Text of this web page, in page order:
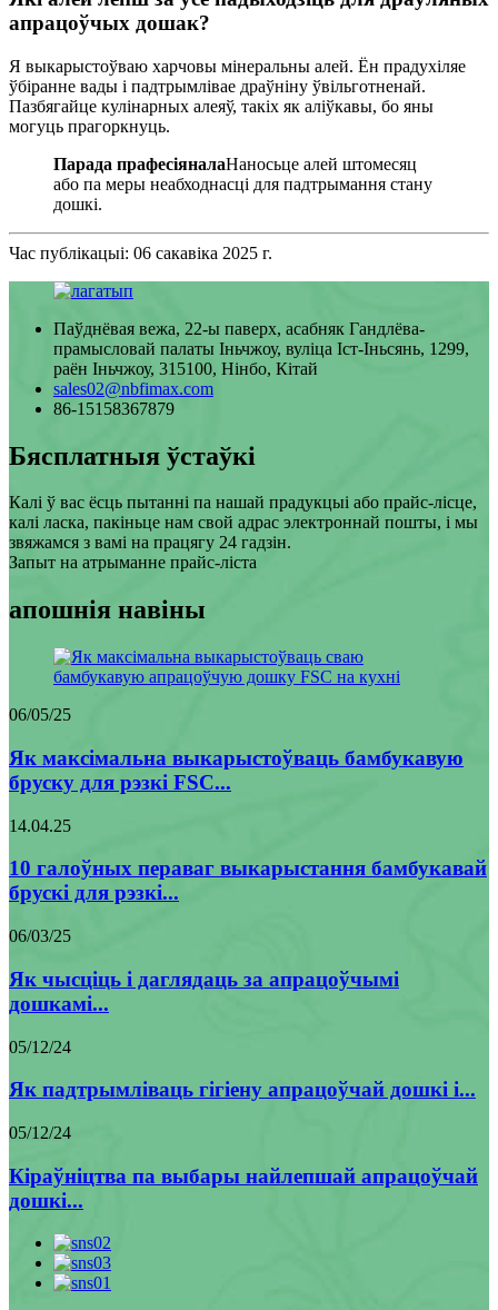
апрацоўчых дошак?
Я выкарыстоўваю харчовы мінеральны алей. Ён прадухіляе
ўбіранне вады і падтрымлівае драўніну ўвільготненай.
Пазбягайце кулінарных алеяў, такіх як аліўкавы, бо яны
могуць прагоркнуць.
Парада прафесіяналаНаносьце алей штомесяц
або па меры неабходнасці для падтрымання стану
дошкі.
Час публікацыі: 06 сакавіка 2025 г.
Паўднёвая вежа, 22-ы паверх, асабняк Гандлёва-
прамысловай палаты Іньчжоу, вуліца Іст-Іньсянь, 1299,
раён Іньчжоу, 315100, Нінбо, Кітай
sales02@nbfimax.com
86-15158367879
Бясплатныя ўстаўкі
Калі ў вас ёсць пытанні па нашай прадукцыі або прайс-лісце,
калі ласка, пакіньце нам свой адрас электроннай пошты, і мы
звяжамся з вамі на працягу 24 гадзін.
Запыт на атрыманне прайс-ліста
апошнія навіны
06/05/25
Як максімальна выкарыстоўваць бамбукавую
бруску для рэзкі FSC...
14.04.25
10 галоўных пераваг выкарыстання бамбукавай
брускі для рэзкі...
06/03/25
Як чысціць і даглядаць за апрацоўчымі
дошкамі...
05/12/24
Як падтрымліваць гігіену апрацоўчай дошкі і...
05/12/24
Кіраўніцтва па выбары найлепшай апрацоўчай
дошкі...